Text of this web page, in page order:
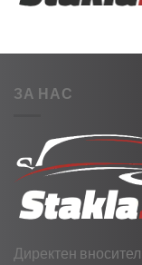
ЗА НАС
Директен